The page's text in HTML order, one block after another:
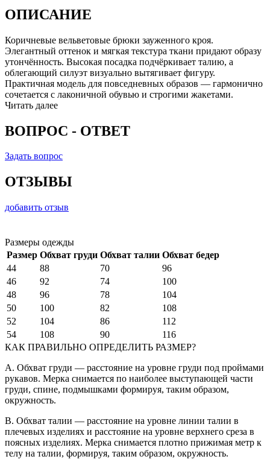
ОПИСАНИЕ
Коричневые вельветовые брюки зауженного кроя.
Элегантный оттенок и мягкая текстура ткани придают образу
утончённость. Высокая посадка подчёркивает талию, а
облегающий силуэт визуально вытягивает фигуру.
Практичная модель для повседневных образов — гармонично
сочетается с лаконичной обувью и строгими жакетами.
Читать далее
ВОПРОС - ОТВЕТ
Задать вопрос
ОТЗЫВЫ
добавить отзыв
Размеры одежды
Размер Обхват груди Обхват талии Обхват бедер
44
88 70
96
46
92 74
100
48
96 78
104
50
100 82
108
52
104 86
112
54
108 90
116
КАК ПРАВИЛЬНО ОПРЕДЕЛИТЬ РАЗМЕР?
A. Обхват груди — расстояние на уровне груди под проймами
рукавов. Мерка снимается по наиболее выступающей части
груди, спине, подмышками формируя, таким образом,
окружность.
B. Обхват талии — расстояние на уровне линии талии в
плечевых изделиях и расстояние на уровне верхнего среза в
поясных изделиях. Мерка снимается плотно прижимая метр к
телу на талии, формируя, таким образом, окружность.